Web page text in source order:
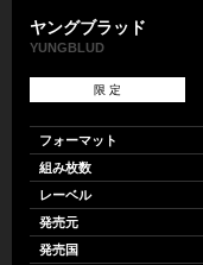
ヤングブラッド
YUNGBLUD
限 定
フォーマット
組み枚数
レーベル
発売元
発売国